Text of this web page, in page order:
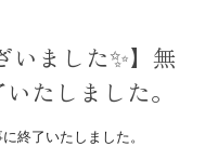
いました✨】無
たしました。
終了いたしました。